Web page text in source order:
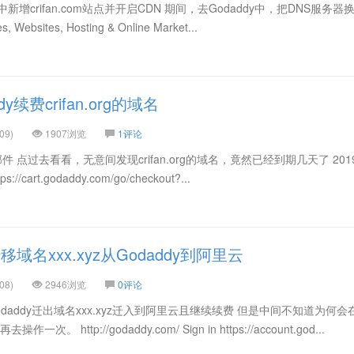
新增crifan.com站点并开启CDN 期间，去Godaddy中，把DNS服务器
Websites, Hosting & Online Market...
续费crifan.org的域名
1907浏览 1评论
点过去看看，无意间发现crifan.org的域名，竟然已经到期几天了
cart.godaddy.com/go/checkout?...
域名xxx.xyz从Godaddy到阿里云
2946浏览 0评论
迁出域名xxx.xyz迁入到阿里云且继续续费 但是中间不知道为何会
去操作一次。 http://godaddy.com/ Sign in https://account.god...